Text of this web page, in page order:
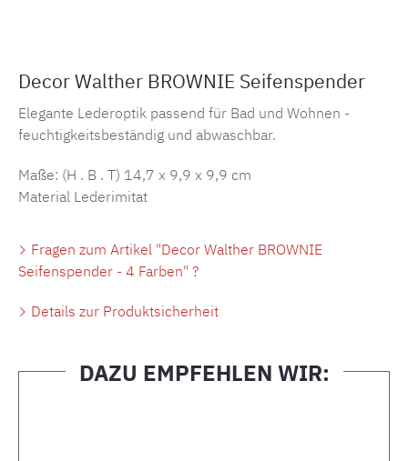
Decor Walther BROWNIE Seifenspender
Elegante Lederoptik passend für Bad und Wohnen -
feuchtigkeitsbeständig und abwaschbar.
Maße: (H . B . T) 14,7 x 9,9 x 9,9 cm
Material Lederimitat
Fragen zum Artikel "Decor Walther BROWNIE
Seifenspender - 4 Farben" ?
Details zur Produktsicherheit
DAZU EMPFEHLEN WIR: